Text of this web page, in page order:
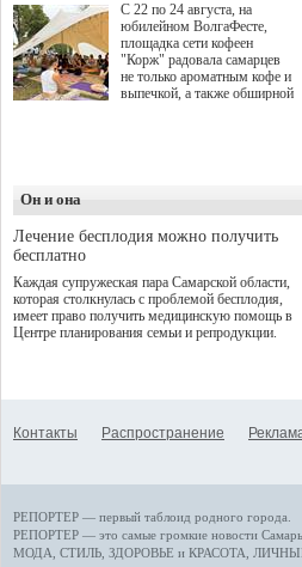
С 22 по 24 августа, на
юбилейном ВолгаФесте,
площадка сети кофеен
"Корж" радовала самарцев
не только ароматным кофе и
выпечкой, а также обширной
Он и она
Лечение бесплодия можно получить
бесплатно
Каждая супружеская пара Самарской области,
которая столкнулась с проблемой бесплодия,
имеет право получить медицинскую помощь в
Центре планирования семьи и репродукции.
Контакты Распространение
РЕПОРТЕР — первый таблоид родного города.
РЕПОРТЕР — это самые громкие новости
МОДА, СТИЛЬ ЗДОРОВЬЕ и КРАСОТА